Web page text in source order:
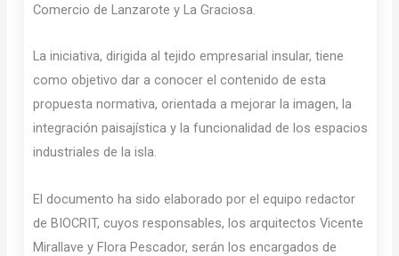
Comercio de Lanzarote y La Graciosa.
La iniciativa, dirigida al tejido empresarial insular, tiene
como objetivo dar a conocer el contenido de esta
propuesta normativa, orientada a mejorar la imagen, la
integración paisajística y la funcionalidad de los espacios
industriales de la isla.
El documento ha sido elaborado por el equipo redactor
de BIOCRIT, cuyos responsables, los arquitectos Vicente
Mirallave y Flora Pescador, serán los encargados de